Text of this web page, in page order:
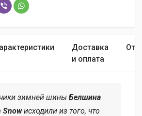
Доставка
и оплата
зимней шины Белшина
Snowисходили из того, что